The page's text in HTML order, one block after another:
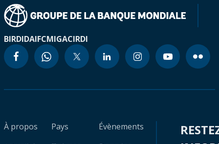
BIRDIDAIFCMIGACIRDI
À propos
Pays
Évènements